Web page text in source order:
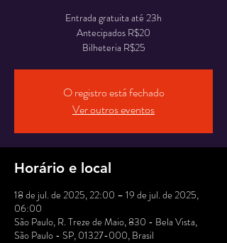
Entrada gratuita até 23h
Antecipados R$20
Bilheteria R$25
O registro está fechado
Ver outros eventos
Horário e local
18 de jul. de 2025, 22:00 – 19 de jul. de 2025,
06:00
São Paulo, R. Treze de Maio, 830 - Bela Vista,
São Paulo - SP, 01327-000, Brasil